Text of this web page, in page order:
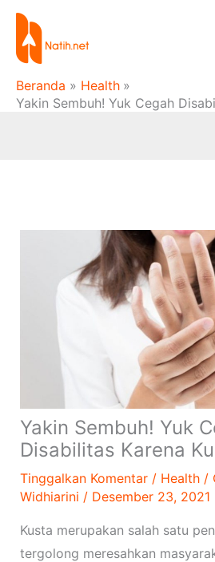
Lewati
konten
Beranda
Health
Yakin Sembuh! Yuk Cegah
Yakin Sembuh! Yuk
Disabilitas Karena
Tinggalkan Komentar / Health/
Widhiarini / Desember 23, 2021
Kusta merupakan salah satu
tergolong meresahkan